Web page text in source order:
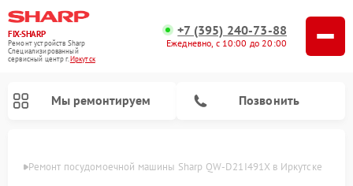
FIX-SHARP
Ремонт устройств Sharp
Специализированный
cервисный центр г.Иркутск
+7 (395) 240-73-88
Ежедневно, с 10:00 до 20:00
Мы ремонтируем Позвонить
Ремонт посудомоечной машины Sharp QW-D21I491X в Иркутске